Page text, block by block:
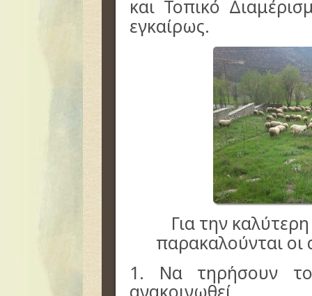
και Τοπικό
εγκαίρως.
Για την
παρακαλούνται
1. Nα τηρήσουν